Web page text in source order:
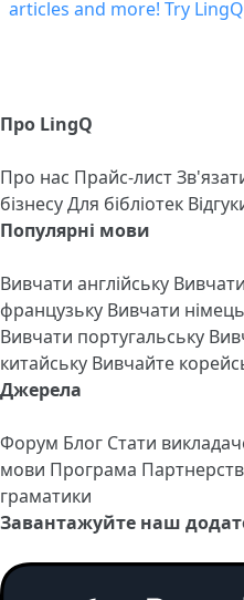
Про LingQ
Про нас Прайс-лист
бізнесуДля бібліотек
Популярні мови
Вивчати англійську
французьку Вивчати
Вивчати португальську
китайську Вивчайте
Джерела
Форум Блог Стати
мови Програма
граматики
Завантажуйте наш